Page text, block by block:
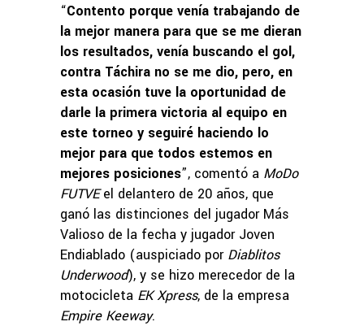
“Contento porque venía trabajando de
la mejor manera para que se me dieran
los resultados, venía buscando el gol,
contra Táchira no se me dio, pero, en
esta ocasión tuve la oportunidad de
darle la primera victoria al equipo en
este torneo y seguiré haciendo lo
mejor para que todos estemos en
mejores posiciones”, comentó a MoDo
FUTVEel delantero de 20 años, que
ganó las distinciones del jugador Más
Valioso de la fecha y jugador Joven
Endiablado (auspiciado por Diablitos
Underwood), y se hizo merecedor de la
motocicleta EK Xpress, de la empresa
Empire Keeway.